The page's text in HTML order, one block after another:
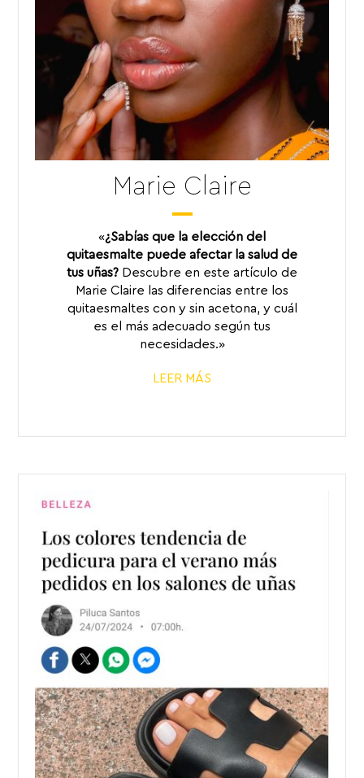
Marie Claire
«¿Sabías que la elección del
quitaesmalte puede afectar la salud de
tus uñas? Descubre en este artículo de
Marie Claire las diferencias entre los
quitaesmaltes con y sin acetona, y cuál
es el más adecuado según tus
necesidades.»
LEER MÁS